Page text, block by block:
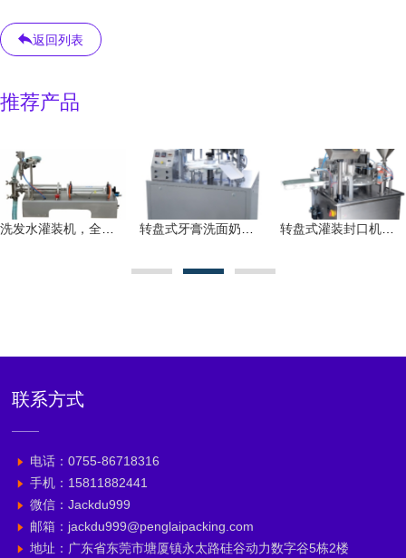
返回列表
推荐产品
洗发水灌装机，全自动半自动卧式液体乳液膏霜灌装设备 转盘式牙膏洗面奶霜乳液蜂蜜灌装封口机，半自动管内外加热 转盘式灌装封口机，奶油果汁黄油果冻圆杯灌装封口机
联系方式
电话：0755-86718316
手机：15811882441
微信：Jackdu999
邮箱：jackdu999@penglaipacking.com
地址：广东省东莞市塘厦镇永太路硅谷动力数字谷5栋2楼